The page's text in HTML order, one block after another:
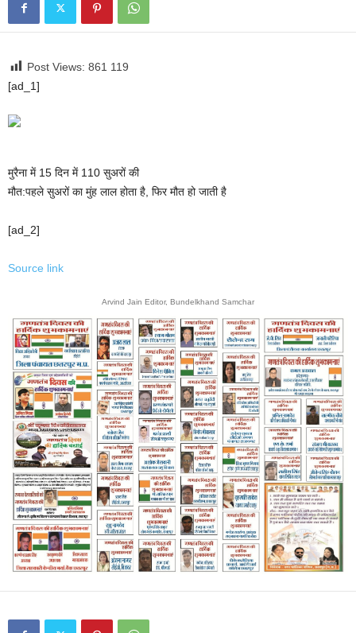
Post Views: 861 119
[ad_1]
मुरैना में 15 दिन में 110 सुअरों की
मौत:पहले सुअरों का मुंह लाल होता है, फिर मौत हो जाती है
[ad_2]
Source link
Arvind Jain Editor, Bundelkhand Samchar